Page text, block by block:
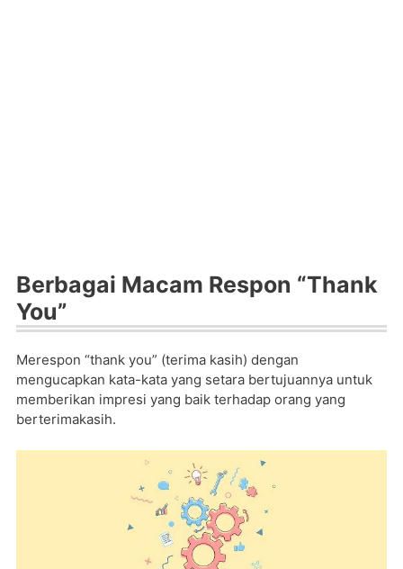
Berbagai Macam Respon “Thank
You”
Merespon “thank you” (terima kasih) dengan
mengucapkan kata-kata yang setara bertujuannya untuk
memberikan impresi yang baik terhadap orang yang
berterimakasih.